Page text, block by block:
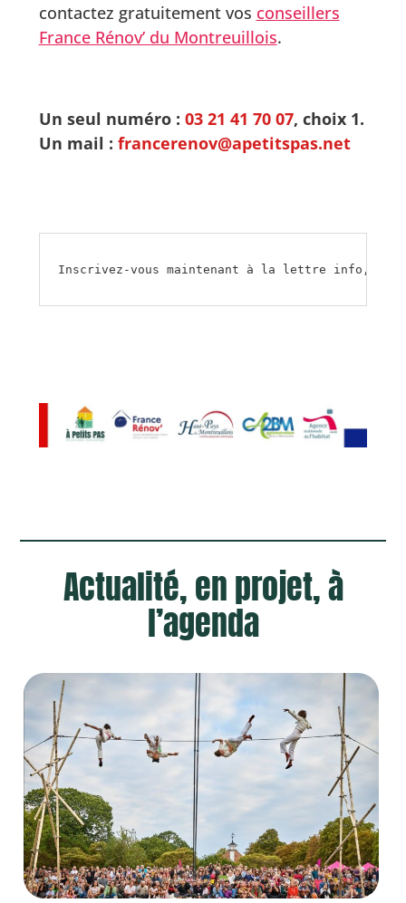
contactez gratuitement vos conseillers
France Rénov’ du Montreuillois.
Un seul numéro : 03 21 41 70 07, choix 1.
Un mail : francerenov@apetitspas.net
Inscrivez-vous maintenant à la lettre info,
Actualité, en projet, à
l’agenda